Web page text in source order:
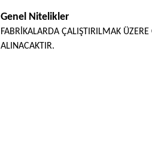
Genel Nitelikler
FABRİKALARDA ÇALIŞTIRILMAK
ALINACAKTIR.